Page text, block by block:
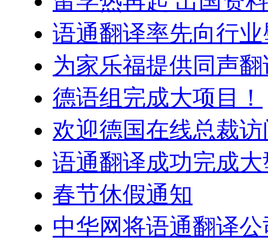
语通翻译率先向行
为家乐福提供同声
德语组完成大项目！
欢迎德国在线总裁
语通翻译成功完成
春节休假通知
中华网将语通翻译